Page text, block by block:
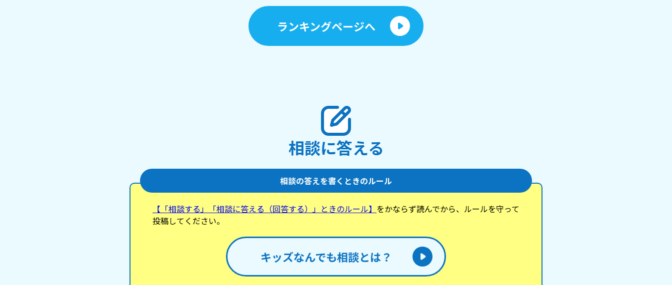
す💢😢しかもこの間、周りからスマホを持ってる
と思われてグループラインに誘われました。 持っ
てないって言ったら「え？6年にもなって？」って
言われてすごく恥ずかしくて傷つきました……😭
ランキングページへ
相談に答える
相談の答えを書くときのルール
【「相談する」「相談に答える（回答する）」ときのルール】 をかならず読んでから、ルールを守って
投稿してください。
キッズなんでも相談とは？